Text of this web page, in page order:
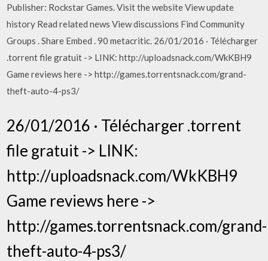
Publisher: Rockstar Games. Visit the website View update
history Read related news View discussions Find Community
Groups . Share Embed . 90 metacritic. 26/01/2016 · Télécharger
.torrent file gratuit -> LINK: http://uploadsnack.com/WkKBH9
Game reviews here -> http://games.torrentsnack.com/grand-
theft-auto-4-ps3/
26/01/2016 · Télécharger .torrent
file gratuit -> LINK:
http://uploadsnack.com/WkKBH9
Game reviews here ->
http://games.torrentsnack.com/grand-
theft-auto-4-ps3/